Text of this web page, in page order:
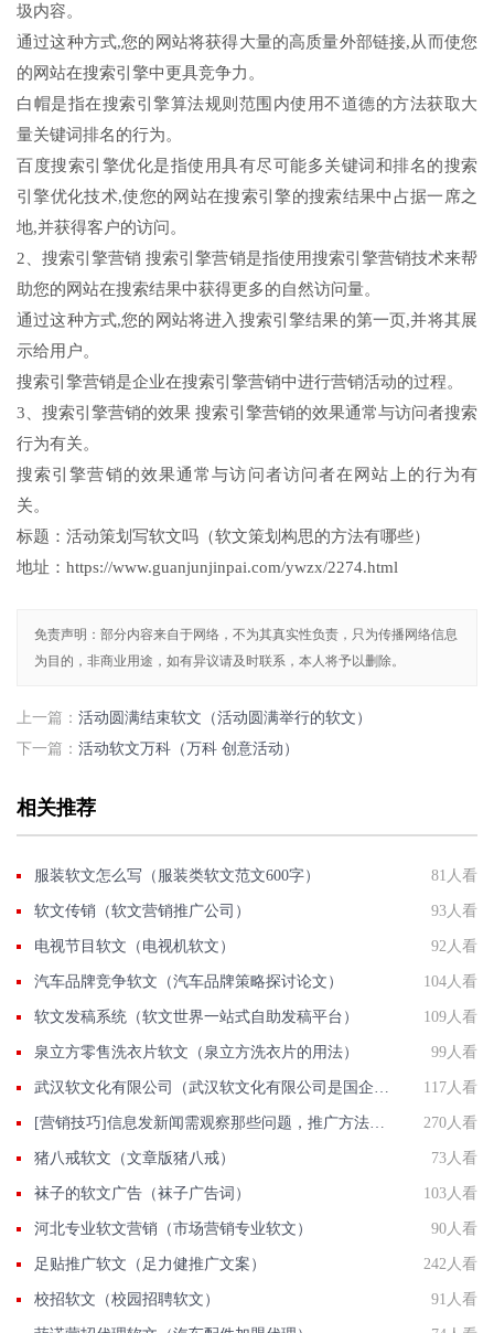
圾内容。
通过这种方式,您的网站将获得大量的高质量外部链接,从而使您
的网站在搜索引擎中更具竞争力。
白帽是指在搜索引擎算法规则范围内使用不道德的方法获取大
量关键词排名的行为。
百度搜索引擎优化是指使用具有尽可能多关键词和排名的搜索
引擎优化技术,使您的网站在搜索引擎的搜索结果中占据一席之
地,并获得客户的访问。
2、搜索引擎营销 搜索引擎营销是指使用搜索引擎营销技术来帮
助您的网站在搜索结果中获得更多的自然访问量。
通过这种方式,您的网站将进入搜索引擎结果的第一页,并将其展
示给用户。
搜索引擎营销是企业在搜索引擎营销中进行营销活动的过程。
3、搜索引擎营销的效果 搜索引擎营销的效果通常与访问者搜索
行为有关。
搜索引擎营销的效果通常与访问者访问者在网站上的行为有
关。
标题：活动策划写软文吗（软文策划构思的方法有哪些）
地址：https://www.guanjunjinpai.com/ywzx/2274.html
免责声明：部分内容来自于网络，不为其真实性负责，只为传播网络信息
为目的，非商业用途，如有异议请及时联系，本人将予以删除。
上一篇： 活动圆满结束软文（活动圆满举行的软文）
下一篇： 活动软文万科（万科 创意活动）
相关推荐
服装软文怎么写（服装类软文范文600字） 81人看
软文传销（软文营销推广公司） 93人看
电视节目软文（电视机软文） 92人看
汽车品牌竞争软文（汽车品牌策略探讨论文） 104人看
软文发稿系统（软文世界一站式自助发稿平台） 109人看
泉立方零售洗衣片软文（泉立方洗衣片的用法） 99人看
117人看
270人看
猪八戒软文（文章版猪八戒） 73人看
袜子的软文广告（袜子广告词） 103人看
河北专业软文营销（市场营销专业软文） 90人看
足贴推广软文（足力健推广文案） 242人看
校招软文（校园招聘软文） 91人看